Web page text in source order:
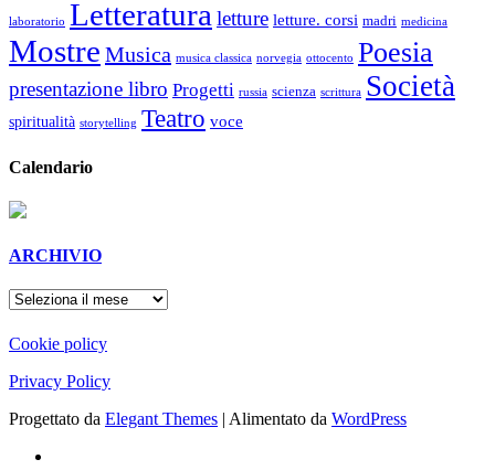
laboratorio Letteratura letture letture. corsi madri medicina
Mostre Musica musica classica norvegia ottocento Poesia
presentazione libro Progetti russia scienza scrittura Società
spiritualità storytelling Teatro voce
Calendario
ARCHIVIO
ARCHIVIO
Cookie policy
Privacy Policy
Progettato da Elegant Themes | Alimentato da WordPress